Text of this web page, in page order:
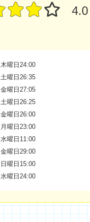
4.0
木曜日24:00
土曜日26:35
金曜日27:05
土曜日26:25
金曜日26:00
月曜日23:00
水曜日11:00
金曜日29:00
日曜日15:00
水曜日24:00